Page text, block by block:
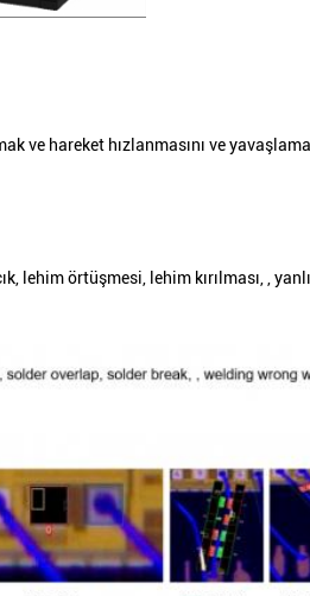
ve hareket hızlanmasını ve
lehim örtüşmesi, lehim kırılması, ,